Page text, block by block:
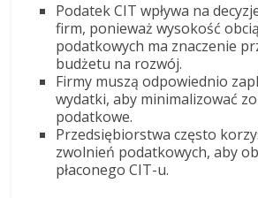
Podatek CIT wpływa na
firm, ponieważ wysokość
podatkowych ma znaczenie
budżetu na rozwój.
Firmy muszą odpowiednio
wydatki, aby minimalizować
podatkowe.
Przedsiębiorstwa często
zwolnień podatkowych, aby
płaconego CIT-u.